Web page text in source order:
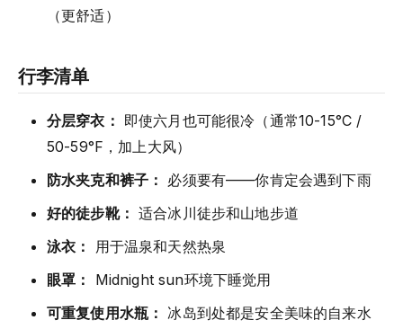
（更舒适）
行李清单
分层穿衣： 即使六月也可能很冷（通常10-15°C /
50-59°F，加上大风）
防水夹克和裤子： 必须要有——你肯定会遇到下雨
好的徒步靴： 适合冰川徒步和山地步道
泳衣：
用于温泉和天然热泉
眼罩：
Midnight sun环境下睡觉用
可重复使用水瓶： 冰岛到处都是安全美味的自来水